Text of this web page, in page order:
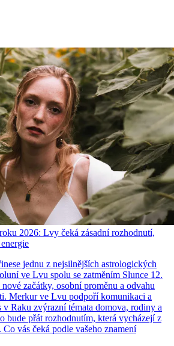
2026: Lvy čeká zásadní rozhodnutí,
jednu z nejsilnějších astrologických
ve Lvu spolu se zatměním Slunce 12.
začátky, osobní proměnu a odvahu
Merkur ve Lvu podpoří komunikaci a
Raku zvýrazní témata domova, rodiny a
bude přát rozhodnutím, která vycházejí z
vás čeká podle vašeho znamení